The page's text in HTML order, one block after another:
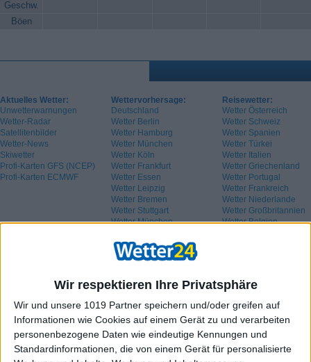
Wir respektieren Ihre Privatsphäre
Wir und unsere 1019 Partner speichern und/oder greifen auf
Informationen wie Cookies auf einem Gerät zu und verarbeiten
personenbezogene Daten wie eindeutige Kennungen und
Standardinformationen, die von einem Gerät für personalisierte
Geschw.
Böen
Aktuelles Wetter:
Unwetterwarnungen
Wetter-Radar
Satellitenbilder
Wetter-News
Skiwetter
Profi-Karten GFS (NCEP)
Profi-Karten ECMWF
Wettervorhersage:
Deutschland
Wetter Berlin
Wetter Hamburg
Wetter München
Wetter Köln
Wetter Frankfurt
Wetter Essen
Wetter Leipzig
Wetter Bremen
Wetter Stuttgart
Wetter München
Reisewetter:
Wetter Österreich
Wetter Schweiz
Wetter Spanien
Wetter Türkei
Wetter Italien
Wetter Griechenland
Wetter Portugal
Wetter Frankreich
Wetter Niederlande
Wetter Großbritannien
Wetter Belgien